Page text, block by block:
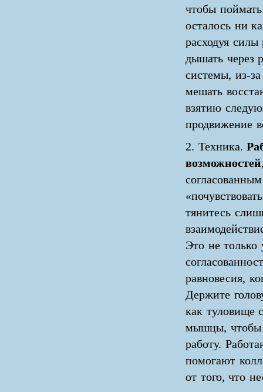
чтобы
осталось ни
расходуя
дышать через
системы, из-
мешать
взятию
продвижение
2. Техника.
возможностей
тянитесь
Это не только
равновесия,
Держите
как туловище
мышцы, чтобы
работу.
помогают
от того, что